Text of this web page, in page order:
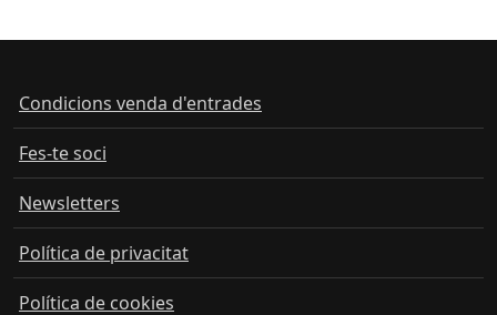
Condicions venda d'entrades
Fes-te soci
Newsletters
Política de privacitat
Política de cookies